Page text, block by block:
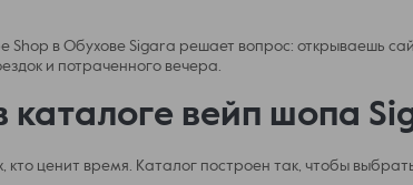
Shop в Обухове Sigara решает вопрос: открываешь
и потраченного вечера.
каталоге вейп шопа
ценит время. Каталог построен так, чтобы